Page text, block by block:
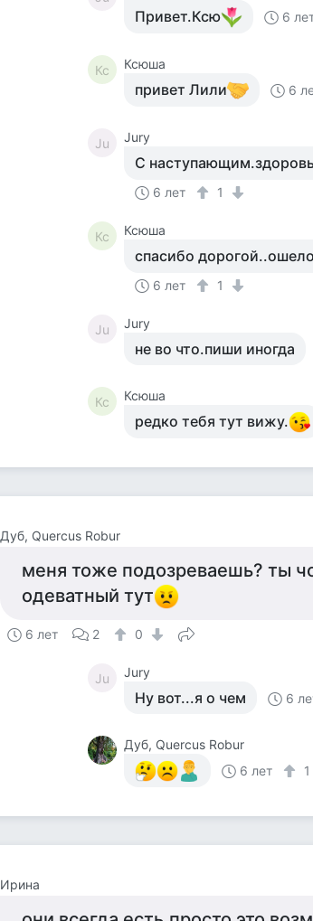
Привет.Ксю 6
Кс Ксюша
привет Лили 6
Ju Jury
С
6 лет 1
Кс Ксюша
спасибо
6 лет 1
Ju Jury
не во что.пиши иногда
Кс Ксюша
редко тебя тут вижу.
Дуб, Quercus Robur
меня тоже подозреваешь? ты
одеватный тут
6 лет 2 0
Ju Jury
Ну вот...я о чем 6
Дуб, Quercus Robur
6 лет
1
Ирина